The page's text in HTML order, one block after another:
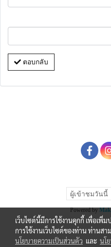
ตอบกลับ
ผู้เข้าชมวันนี้
Powered by
เว็บไซต์นี้มีการใช้งานคุกกี้ เพื่อเ
การใช้งานเว็บไซต์ของท่าน ท่านส
นโยบายความเป็นส่วนตัว และ นโ